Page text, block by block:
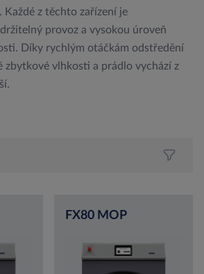
Každé z těchto zařízení je
provoz a vysokou úroveň
Díky rychlým otáčkám odstředění
zbytkové vlhkosti a prádlo vychází z
FX80 MOP